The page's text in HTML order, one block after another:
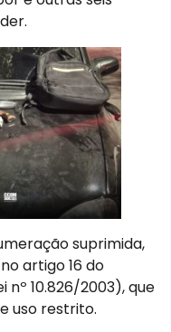
suprimida,
artigo 16 do
10.826/2003), que
uso restrito.